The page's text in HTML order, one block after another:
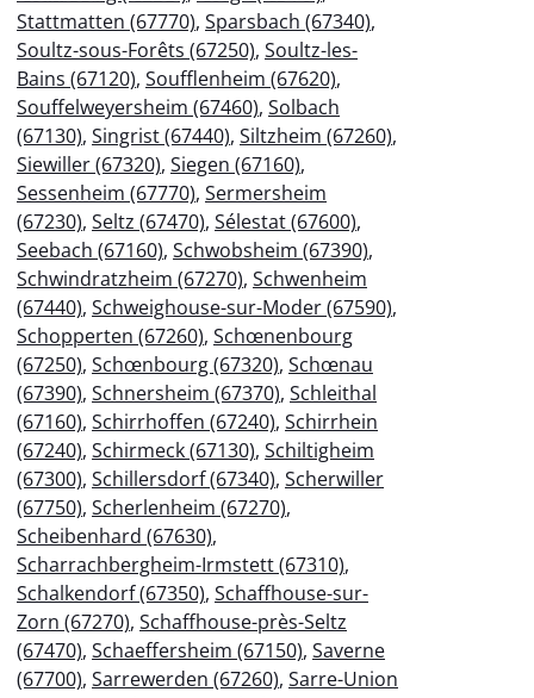
Stattmatten (67770), Sparsbach (67340),
Soultz-sous-Forêts (67250), Soultz-les-
Bains (67120), Soufflenheim (67620),
Souffelweyersheim (67460), Solbach
(67130), Singrist (67440), Siltzheim (67260),
Siewiller (67320), Siegen (67160),
Sessenheim (67770), Sermersheim
(67230), Seltz (67470), Sélestat (67600),
Seebach (67160), Schwobsheim (67390),
Schwindratzheim (67270), Schwenheim
(67440), Schweighouse-sur-Moder (67590),
Schopperten (67260), Schœnenbourg
(67250), Schœnbourg (67320), Schœnau
(67390), Schnersheim (67370), Schleithal
(67160), Schirrhoffen (67240), Schirrhein
(67240), Schirmeck (67130), Schiltigheim
(67300), Schillersdorf (67340), Scherwiller
(67750), Scherlenheim (67270),
Scheibenhard (67630),
Scharrachbergheim-Irmstett (67310),
Schalkendorf (67350), Schaffhouse-sur-
Zorn (67270), Schaffhouse-près-Seltz
(67470), Schaeffersheim (67150), Saverne
(67700), Sarrewerden (67260), Sarre-Union